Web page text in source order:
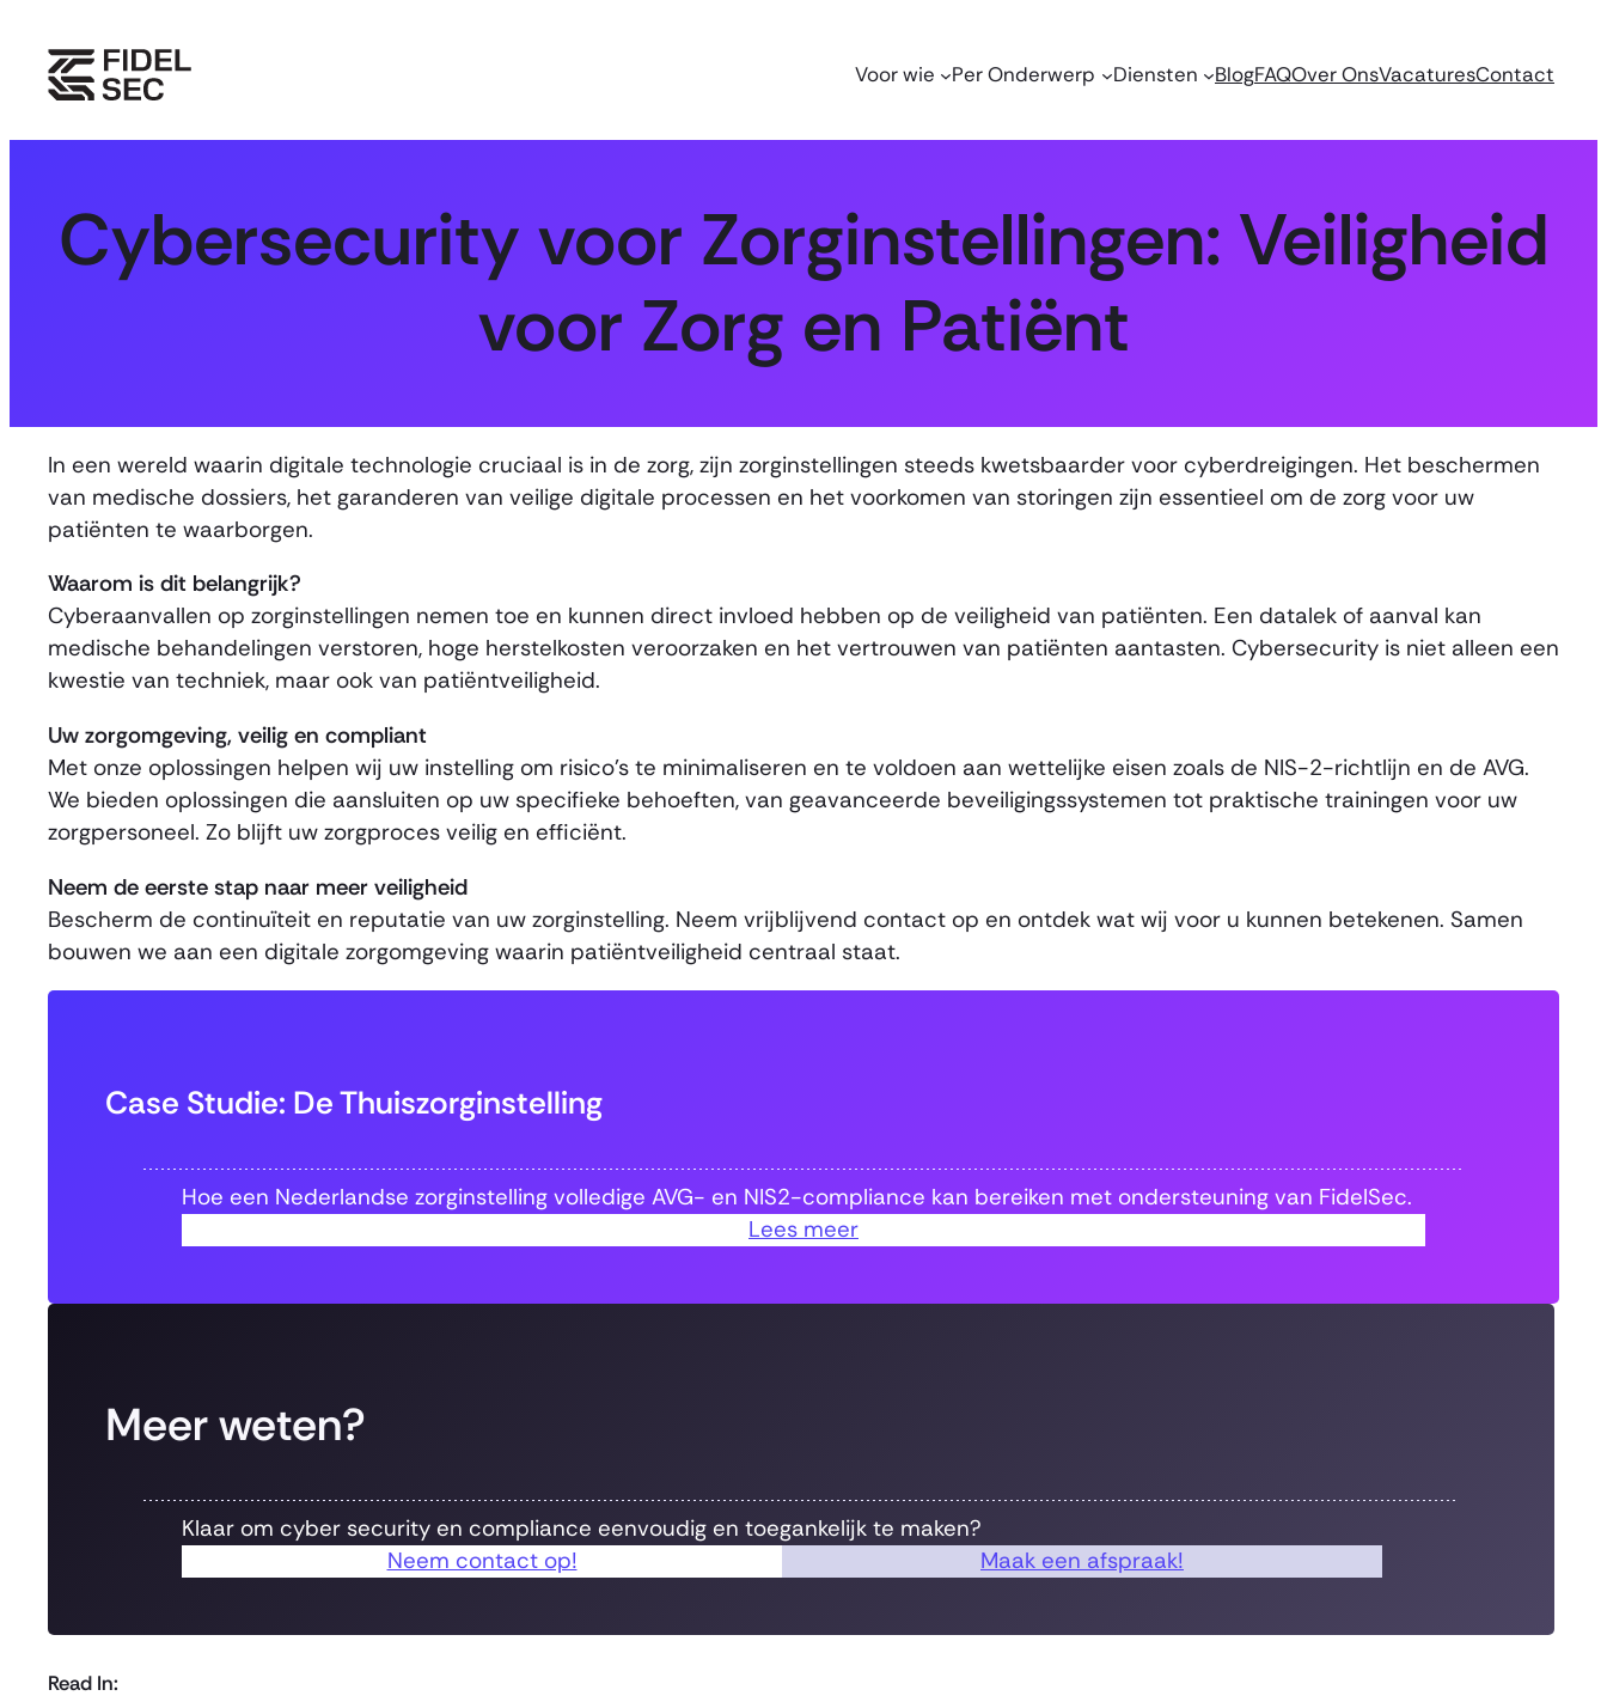
content
Voor wie Per Onderwerp Diensten BlogFAQOver OnsVacaturesContact
Cybersecurity voor Zorginstellingen: Veiligheid
voor Zorg en Patiënt
In een wereld waarin digitale technologie cruciaal is in de zorg, zijn zorginstellingen steeds kwetsbaarder voor cyberdreigingen. Het beschermen
van medische dossiers, het garanderen van veilige digitale processen en het voorkomen van storingen zijn essentieel om de zorg voor uw
patiënten te waarborgen.
Waarom is dit belangrijk?
Cyberaanvallen op zorginstellingen nemen toe en kunnen direct invloed hebben op de veiligheid van patiënten. Een datalek of aanval kan
medische behandelingen verstoren, hoge herstelkosten veroorzaken en het vertrouwen van patiënten aantasten. Cybersecurity is niet alleen een
kwestie van techniek, maar ook van patiëntveiligheid.
Uw zorgomgeving, veilig en compliant
Met onze oplossingen helpen wij uw instelling om risico’s te minimaliseren en te voldoen aan wettelijke eisen zoals de NIS-2-richtlijn en de AVG.
We bieden oplossingen die aansluiten op uw specifieke behoeften, van geavanceerde beveiligingssystemen tot praktische trainingen voor uw
zorgpersoneel. Zo blijft uw zorgproces veilig en efficiënt.
Neem de eerste stap naar meer veiligheid
Bescherm de continuïteit en reputatie van uw zorginstelling. Neem vrijblijvend contact op en ontdek wat wij voor u kunnen betekenen. Samen
bouwen we aan een digitale zorgomgeving waarin patiëntveiligheid centraal staat.
Case Studie: De Thuiszorginstelling
Hoe een Nederlandse zorginstelling volledige AVG- en NIS2-compliance kan bereiken met ondersteuning van FidelSec.
Lees meer
Meer weten?
Klaar om cyber security en compliance eenvoudig en toegankelijk te maken?
Neem contact op!
Maak een afspraak!
Read In: